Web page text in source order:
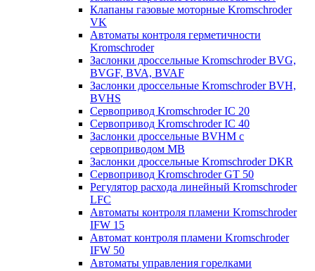
Клапаны газовые моторные Kromschroder
VK
Автоматы контроля герметичности
Kromschroder
Заслонки дроссельные Kromschroder BVG,
BVGF, BVA, BVAF
Заслонки дроссельные Kromschroder BVH,
BVHS
Сервопривод Kromschroder IC 20
Сервопривод Kromschroder IC 40
Заслонки дроссельные BVHM с
сервоприводом МВ
Заслонки дроссельные Kromschroder DKR
Cервопривод Kromschroder GT 50
Регулятор расхода линейный Kromschroder
LFC
Автоматы контроля пламени Kromschroder
IFW 15
Автомат контроля пламени Kromschroder
IFW 50
Автоматы управления горелками